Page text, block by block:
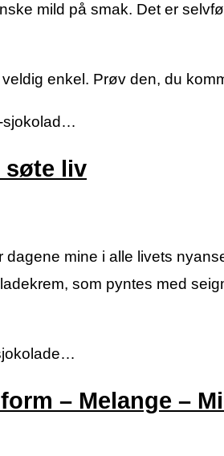
mild på smak. Det er
enkel. Prøv den, du
sjokolad…
søte liv
mine i alle livets
som pyntes med
– Melange –